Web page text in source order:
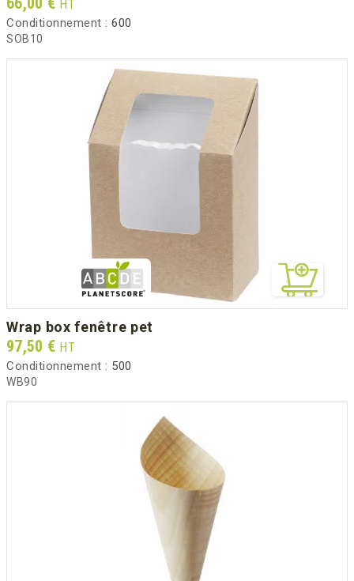
HT
Conditionnement : 600
SOB10
wrap box fenêtre pet
Prix
97,50 € HT
Conditionnement : 500
WB90